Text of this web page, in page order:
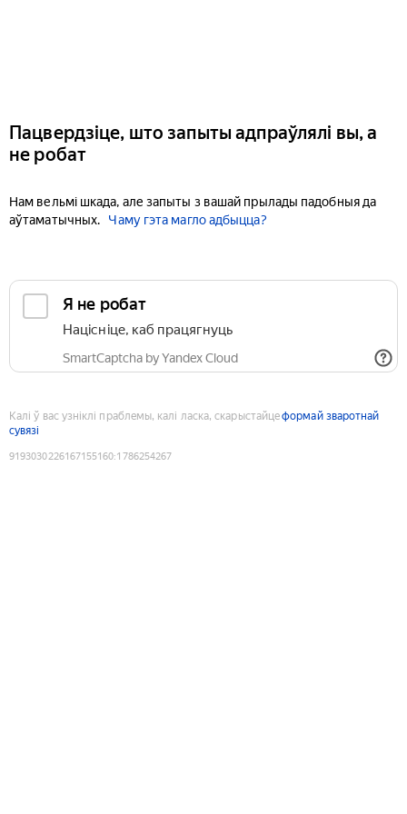
Пацвердзіце, што запыты адпраўлялі вы, а
не робат
Нам вельмі шкада, але запыты з вашай прылады падобныя да
аўтаматычных.
Чаму гэта магло адбыцца?
Я не робат
Націсніце, каб працягнуць
SmartCaptcha by Yandex Cloud
Калі ў вас узніклі праблемы, калі ласка, скарыстайцеформай зваротнай
сувязі
9193030226167155160:1786254267